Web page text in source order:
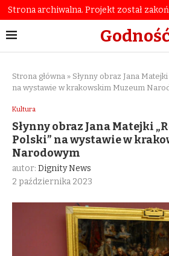
Strona archiwalna. Projekt został
Strona główna » Słynny obraz Jana
na wystawie w krakowskim Muzeum
Kultura
Słynny obraz Jana Matejki
Polski” na wystawie w
Narodowym
autor: Dignity News
2 października 2023